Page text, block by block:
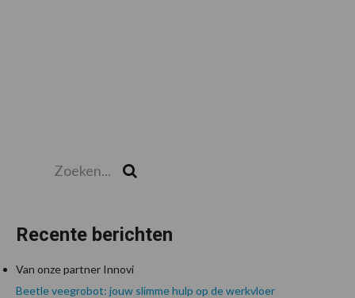
Recente berichten
Van onze partner Innovi
Beetle veegrobot: jouw slimme hulp op de werkvloer